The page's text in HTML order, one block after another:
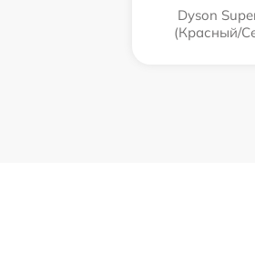
Dyson
(Красный/